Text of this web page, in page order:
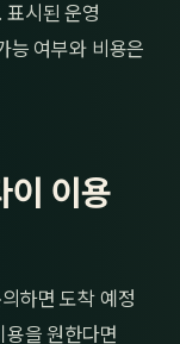
시된 운영
능 여부와 비용은
이 이용
하면 도착 예정
을 원한다면